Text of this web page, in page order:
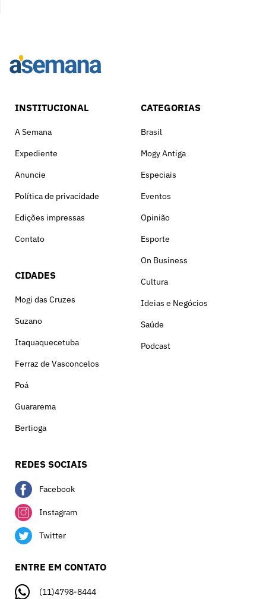
INSTITUCIONAL
A Semana
Expediente
Anuncie
Política de privacidade
Edições impressas
Contato
CIDADES
Mogi das Cruzes
Suzano
Itaquaquecetuba
Ferraz de Vasconcelos
Poá
Guararema
Bertioga
CATEGORIAS
Brasil
Mogy Antiga
Especiais
Eventos
Opinião
Esporte
On Business
Cultura
Ideias e Negócios
Saúde
Podcast
REDES SOCIAIS
Facebook
Instagram
Twitter
ENTRE EM CONTATO
(11)4798-8444